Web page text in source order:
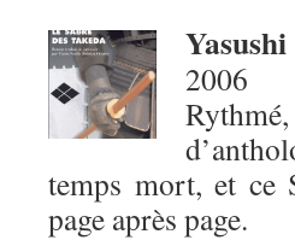
2006
temps mort, et ce
page après page.